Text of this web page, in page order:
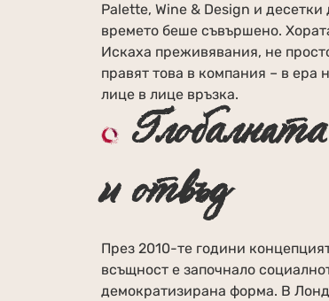
Palette, Wine & Design и
времето беше съвършено.
Искаха преживявания, не
правят това в компания – в ера
лице в лице връзка.
и отвъд
През 2010-те години
всъщност е започнало
демократизирана форма. В